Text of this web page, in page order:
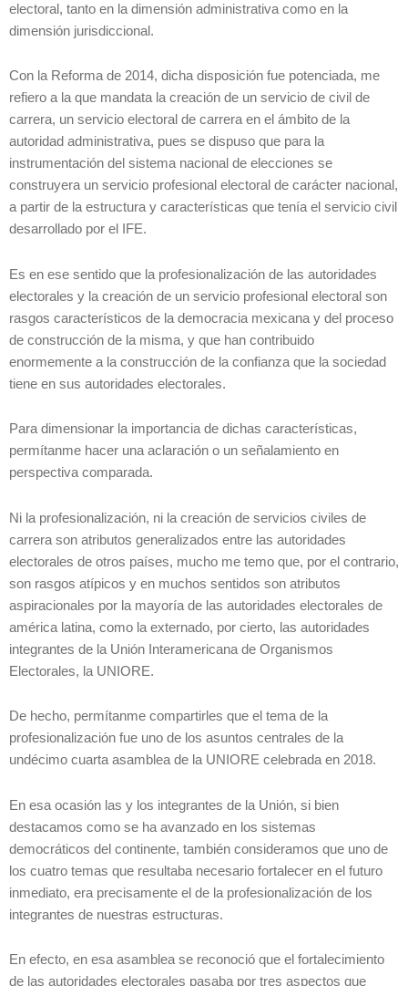
electoral, tanto en la dimensión administrativa como en la
dimensión jurisdiccional.
Con la Reforma de 2014, dicha disposición fue potenciada, me
refiero a la que mandata la creación de un servicio de civil de
carrera, un servicio electoral de carrera en el ámbito de la
autoridad administrativa, pues se dispuso que para la
instrumentación del sistema nacional de elecciones se
construyera un servicio profesional electoral de carácter nacional,
a partir de la estructura y características que tenía el servicio civil
desarrollado por el IFE.
Es en ese sentido que la profesionalización de las autoridades
electorales y la creación de un servicio profesional electoral son
rasgos característicos de la democracia mexicana y del proceso
de construcción de la misma, y que han contribuido
enormemente a la construcción de la confianza que la sociedad
tiene en sus autoridades electorales.
Para dimensionar la importancia de dichas características,
permítanme hacer una aclaración o un señalamiento en
perspectiva comparada.
Ni la profesionalización, ni la creación de servicios civiles de
carrera son atributos generalizados entre las autoridades
electorales de otros países, mucho me temo que, por el contrario,
son rasgos atípicos y en muchos sentidos son atributos
aspiracionales por la mayoría de las autoridades electorales de
américa latina, como la externado, por cierto, las autoridades
integrantes de la Unión Interamericana de Organismos
Electorales, la UNIORE.
De hecho, permítanme compartirles que el tema de la
profesionalización fue uno de los asuntos centrales de la
undécimo cuarta asamblea de la UNIORE celebrada en 2018.
En esa ocasión las y los integrantes de la Unión, si bien
destacamos como se ha avanzado en los sistemas
democráticos del continente, también consideramos que uno de
los cuatro temas que resultaba necesario fortalecer en el futuro
inmediato, era precisamente el de la profesionalización de los
integrantes de nuestras estructuras.
En efecto, en esa asamblea se reconoció que el fortalecimiento
de las autoridades electorales pasaba por tres aspectos que